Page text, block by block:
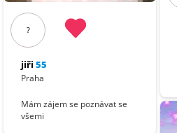
?
jiři 55
Praha
Mám zájem se poznávat se
všemi